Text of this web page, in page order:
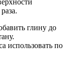
глину до
использовать по